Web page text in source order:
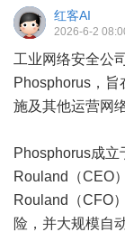
红客AI
2026-6-2
工业网络安全公
Phosphorus，
施及其他运营网
Phosphorus成
Rouland（CEO
Rouland（CFO
险，并大规模自